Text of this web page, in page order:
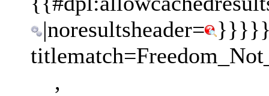
|noresultsheader=
,